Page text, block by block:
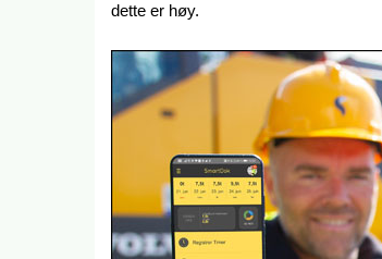
dette er høy.